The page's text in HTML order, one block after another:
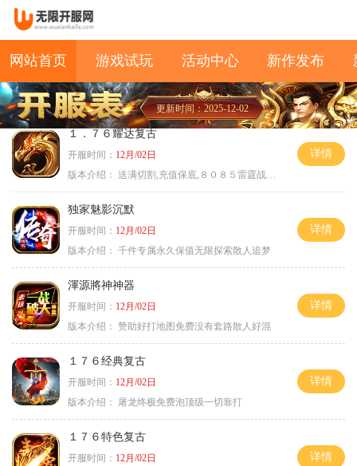
网站首页 游戏试玩 活动中心 新作发布
更新时间：2025-12-02
１．７６耀达复古
开服时间： 12月/02日
版本介绍： 送满切割,充值保底,８０８５雷霆战神微变
详情
独家魅影沉默
开服时间： 12月/02日
版本介绍： 千件专属永久保值无限探索散人追梦
详情
渾源將神神器
开服时间： 12月/02日
版本介绍： 赞助好打地图免费没有套路散人好混
详情
１７６经典复古
开服时间： 12月/02日
版本介绍：
屠龙终极免费泡顶级一切靠打
详情
１７６特色复古
开服时间： 12月/02日
详情